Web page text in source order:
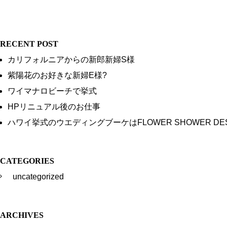
RECENT POST
カリフォルニアからの新郎新婦S様
紫陽花のお好きな新婦E様?
ワイマナロビーチで挙式
HPリニュアル後のお仕事
ハワイ挙式のウエディングブーケはFLOWER SHOWER
CATEGORIES
uncategorized
ARCHIVES